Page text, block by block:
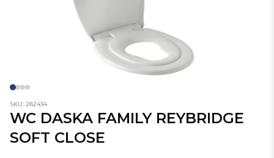
SKU: 282434
WC DASKA FAMILY REYBRIDGE
SOFT CLOSE